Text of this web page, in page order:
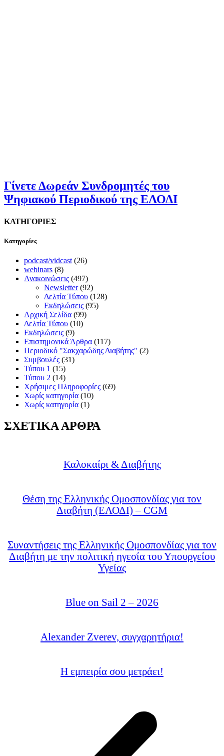
Γίνετε Δωρεάν Συνδρομητές του
Ψηφιακού Περιοδικού της ΕΛΟΔΙ
ΚΑΤΗΓΟΡΙΕΣ
Kατηγορίες
podcast/vidcast (26)
webinars (8)
Ανακοινώσεις (497)
Newsletter(92)
Δελτία Τύπου (128)
Εκδηλώσεις (95)
Αρχική Σελίδα (99)
Δελτία Τύπου (10)
Εκδηλώσεις (9)
Επιστημονικά Άρθρα (117)
Περιοδικό "Σακχαρώδης Διαβήτης" (2)
Συμβουλές (31)
Τύπου 1 (15)
Τύπου 2 (14)
Χρήσιμες Πληροφορίες (69)
Χωρίς κατηγορία (10)
Χωρίς κατηγορία (1)
ΣΧΕΤΙΚΑ ΑΡΘΡΑ
Καλοκαίρι & Διαβήτης
Θέση της Ελληνικής Ομοσπονδίας για τον
Διαβήτη (ΕΛΟΔΙ) – CGM
Συναντήσεις της Ελληνικής Ομοσπονδίας για τον
Διαβήτη με την πολιτική ηγεσία του Υπουργείου
Υγείας
Blue on Sail 2 – 2026
Alexander Zverev, συγχαρητήρια!
Η εμπειρία σου μετράει!